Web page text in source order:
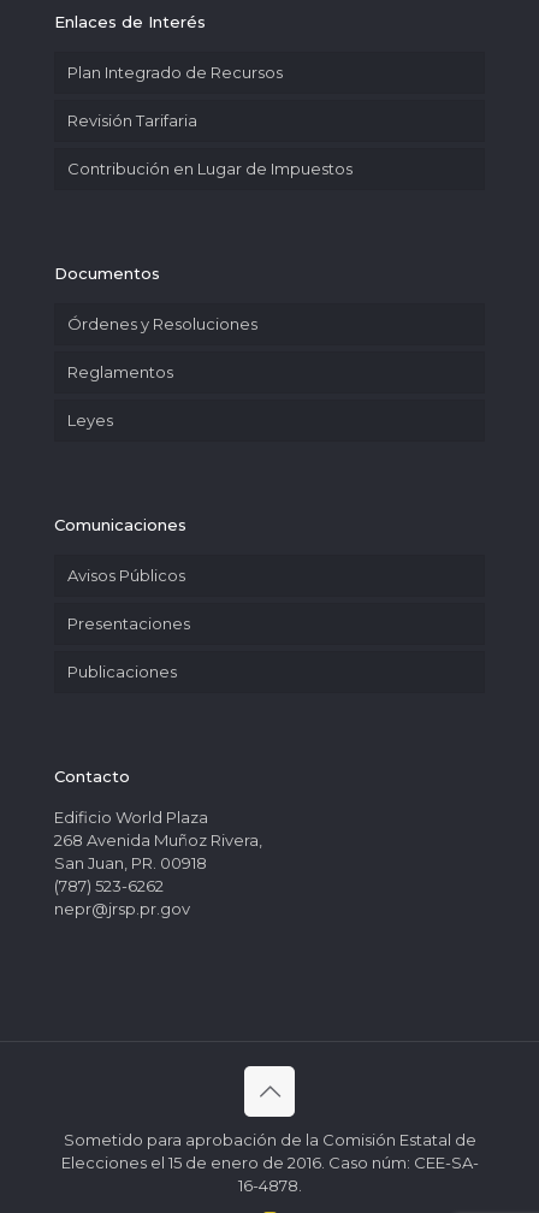
Enlaces de Interés
Plan Integrado de Recursos
Revisión Tarifaria
Contribución en Lugar de Impuestos
Documentos
Órdenes y Resoluciones
Reglamentos
Leyes
Comunicaciones
Avisos Públicos
Presentaciones
Publicaciones
Contacto
Edificio World Plaza
268 Avenida Muñoz Rivera,
San Juan, PR. 00918
(787) 523-6262
nepr@jrsp.pr.gov
Sometido para aprobación de la Comisión Estatal de
Elecciones el 15 de enero de 2016. Caso núm: CEE-SA-
16-4878.